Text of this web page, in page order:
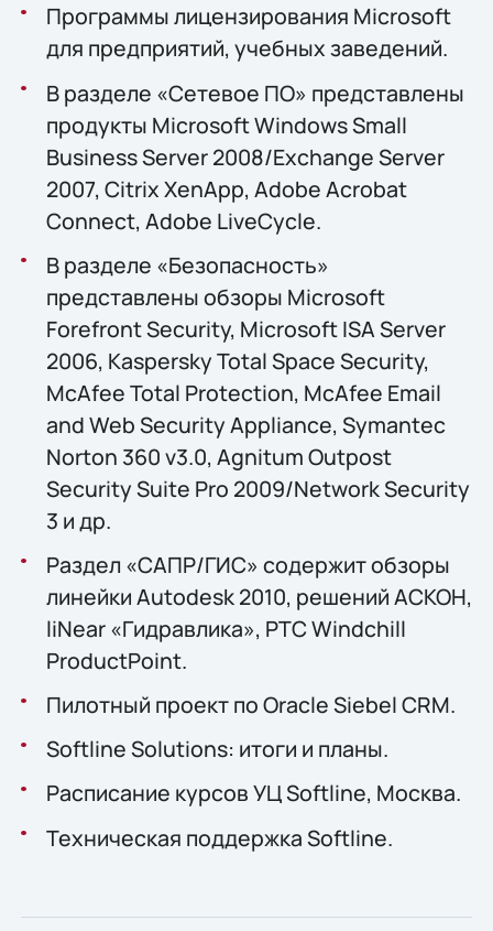
Программы лицензирования Microsoft
для предприятий, учебных заведений.
В разделе «Сетевое ПО» представлены
продукты Microsoft Windows Small
Business Server 2008/Exchange Server
2007, Citrix XenApp, Adobe Acrobat
Connect, Adobe LiveCycle.
В разделе «Безопасность»
представлены обзоры Microsoft
Forefront Security, Microsoft ISA Server
2006, Kaspersky Total Space Security,
McAfee Total Protection, McAfee Email
and Web Security Appliance, Symantec
Norton 360 v3.0, Agnitum Outpost
Security Suite Pro 2009/Network Security
3 и др.
Раздел «САПР/ГИС» содержит обзоры
линейки Autodesk 2010, решений АСКОН,
liNear «Гидравлика», PTC Windchill
ProductPoint.
Пилотный проект по Oracle Siebel CRM.
Softline Solutions: итоги и планы.
Расписание курсов УЦ Softline, Москва.
Техническая поддержка Softline.